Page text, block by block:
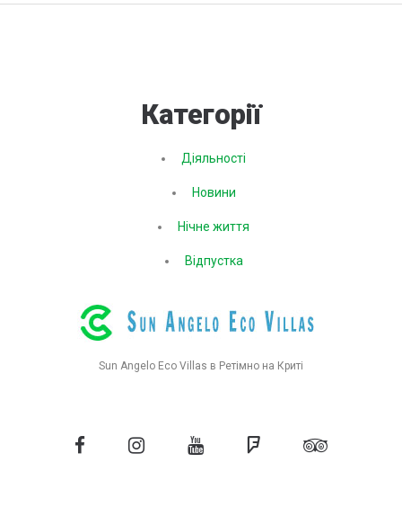
Категорії
Діяльності
Новини
Нічне життя
Відпустка
Sun Angelo Eco Villas в Ретімно на Криті
Facebook Instagram YouTube Чотирикутник